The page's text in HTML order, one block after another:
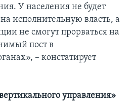
У населения не будет
исполнительную власть, а
не смогут прорваться на
пост в
– констатирует
управления»